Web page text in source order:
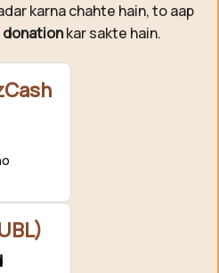
karna chahte hain, to aap
kar sakte hain.